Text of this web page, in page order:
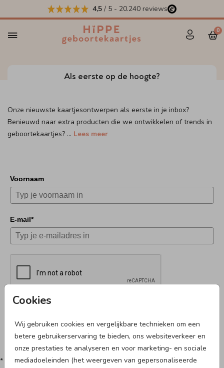
4,5 / 5 - 20.240 reviews
0
Cookies
Wij gebruiken cookies en vergelijkbare technieken om een
betere gebruikerservaring te bieden, ons websiteverkeer en
onze prestaties te analyseren en voor marketing- en sociale
mediadoeleinden (het weergeven van gepersonaliseerde
Als eerste op de hoogte?
Onze nieuwste kaartjesontwerpen als eerste in je inbox?
Benieuwd naar extra producten die we ontwikkelen of trends in
geboortekaartjes? ... Lees meer
Voornaam
E-mail*
Aanmelden
* Code geldig vanaf €10